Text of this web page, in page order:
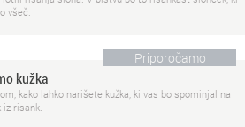
všeč.
Priporočamo
kužka
kako lahko narišete kužka, ki vas bo spominjal na
risank.